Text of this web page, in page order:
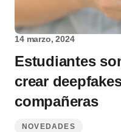
14 marzo, 2024
Estudiantes
crear
compañeras
NOVEDADES